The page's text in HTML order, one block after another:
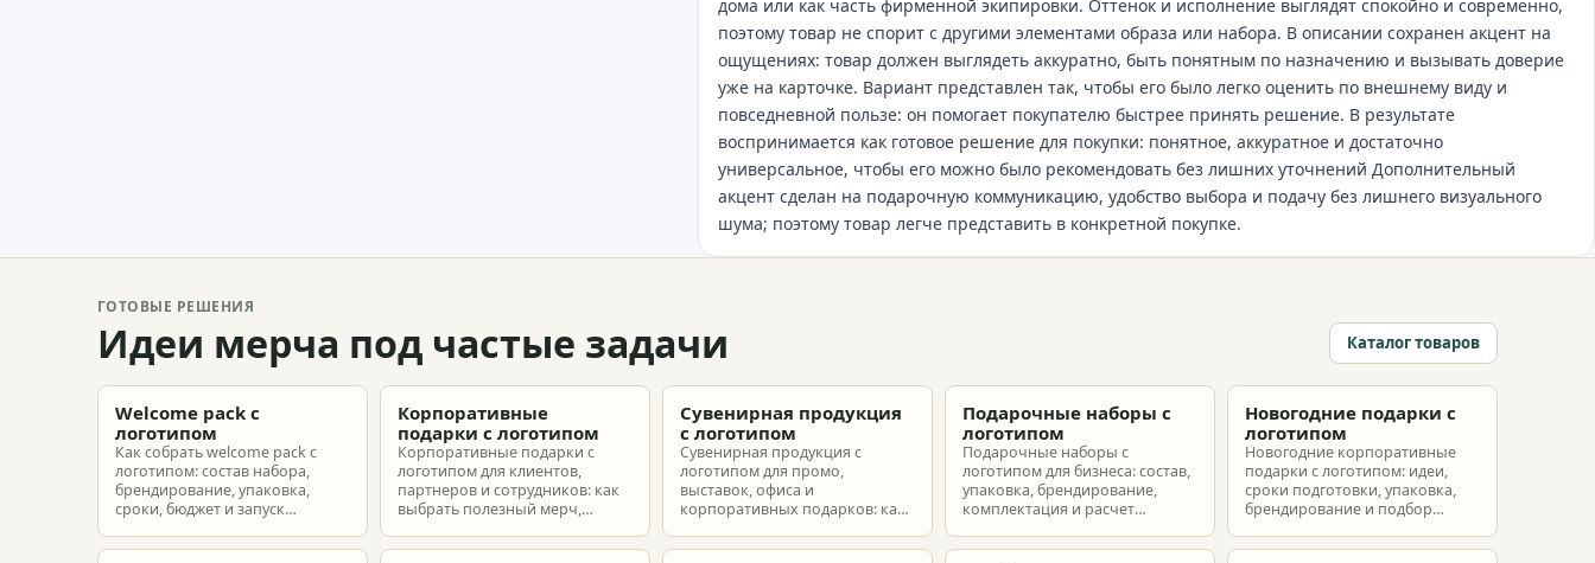
дома или как часть фирменной экипировки. Оттенок и исполнение выглядят спокойно и современно,
поэтому товар не спорит с другими элементами образа или набора. В описании сохранен акцент на
ощущениях: товар должен выглядеть аккуратно, быть понятным по назначению и вызывать доверие
уже на карточке. Вариант представлен так, чтобы его было легко оценить по внешнему виду и
повседневной пользе: он помогает покупателю быстрее принять решение. В результате
воспринимается как готовое решение для покупки: понятное, аккуратное и достаточно
универсальное, чтобы его можно было рекомендовать без лишних уточнений Дополнительный
акцент сделан на подарочную коммуникацию, удобство выбора и подачу без лишнего визуального
шума; поэтому товар легче представить в конкретной покупке.
ГОТОВЫЕ РЕШЕНИЯ
Идеи мерча под частые задачи Каталог товаров
Welcome pack с
логотипом
Как собрать welcome pack с
логотипом: состав набора,
брендирование, упаковка,
сроки, бюджет и запуск
новых сотрудников.
Корпоративные
подарки с логотипом
Корпоративные подарки с
логотипом для клиентов,
партнеров и сотрудников: как
выбрать полезный мерч,
подготовить заказ без лишнего
Сувенирная продукция
с логотипом
Сувенирная продукция с
логотипом для промо,
выставок, офиса и
корпоративных подарков: как
макет и избежать лишних
Подарочные наборы с
логотипом
Подарочные наборы с
логотипом для бизнеса: состав,
упаковка, брендирование,
комплектация и расчет
разные бюджеты.
Новогодние подарки с
логотипом
Новогодние корпоративные
подарки с логотипом: идеи,
сроки подготовки, упаковка,
брендирование и подбор
партнеров и сотрудников.